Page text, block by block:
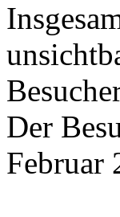
Der
Februar